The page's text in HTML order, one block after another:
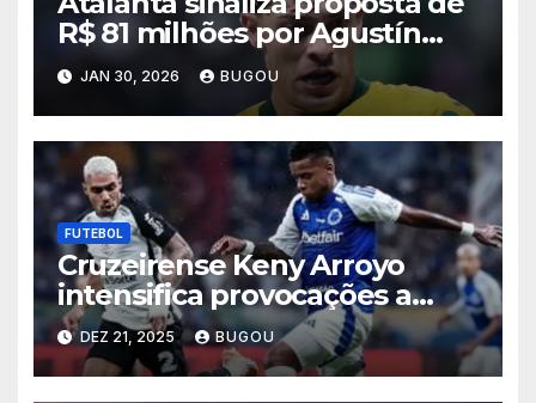
R$ 81 milhões por Agustín
Giay, e Palmeiras admite
negociar lateral
JAN 30, 2026 BUGOU
FUTEBOL
Cruzeirense Keny Arroyo
intensifica provocações a
Matheuzinho após eliminação
celeste na Copa do Brasil
2025
DEZ 21, 2025 BUGOU